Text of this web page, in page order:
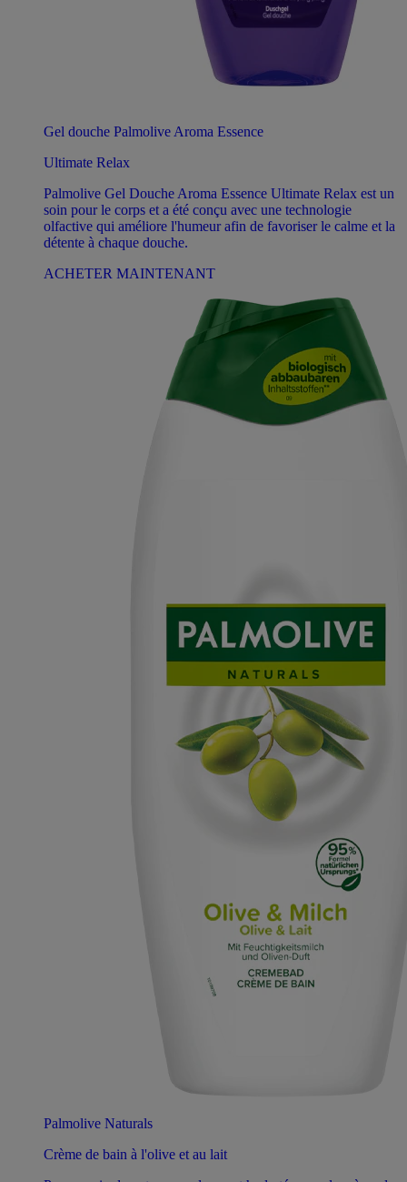
Gel douche Palmolive Aroma Essence
Ultimate Relax
Palmolive Gel Douche Aroma Essence Ultimate Relax est un
soin pour le corps et a été conçu avec une technologie
olfactive qui améliore l'humeur afin de favoriser le calme et la
détente à chaque douche.
ACHETER MAINTENANT
Palmolive Naturals
Crème de bain à l'olive et au lait